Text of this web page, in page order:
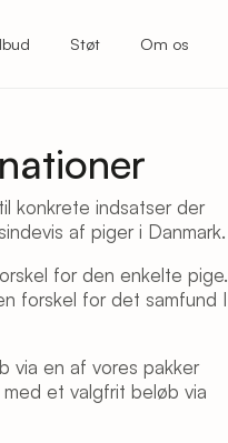
Støt Om os
konkrete indsatser der
af piger i Danmark.
for den enkelte pige.
forskel for det samfund I
via en af vores pakker
et valgfrit beløb via